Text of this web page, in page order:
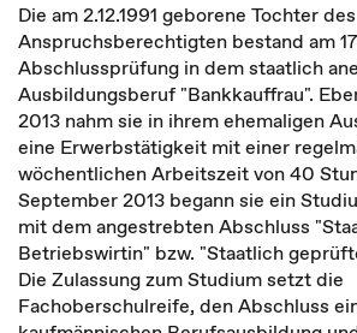
Die am 2.12.1991 geborene Tochter des
Anspruchsberechtigten bestand am
Abschlussprüfung in dem staatlich
Ausbildungsberuf "Bankkauffrau".
2013 nahm sie in ihrem ehemaligen
eine Erwerbstätigkeit mit einer
wöchentlichen Arbeitszeit von 40
September 2013 begann sie ein
mit dem angestrebten Abschluss
Betriebswirtin" bzw. "Staatlich
Die Zulassung zum Studium setzt die
Fachoberschulreife, den Abschluss